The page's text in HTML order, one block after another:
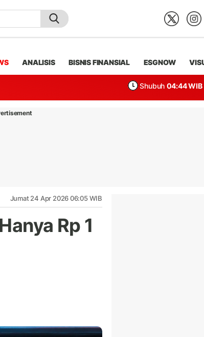
ANALISIS BISNIS FINANSIAL ESGNOW
Shubuh 04:44 WIB
Jumat 24 Apr 2026 06:05 WIB
Rp 1